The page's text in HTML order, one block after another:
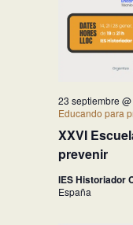
XXVI
prevenir
23 septiembre
Educando para
IES Historiador
España